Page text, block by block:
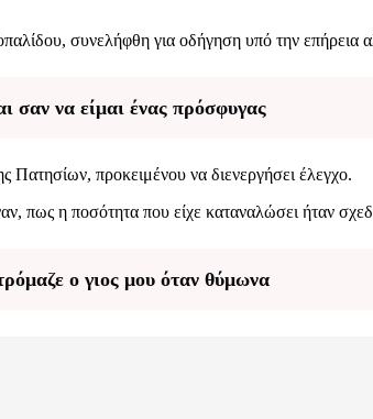
συνελήφθη για οδήγηση υπό την επήρεια
σαν να είμαι ένας πρόσφυγας
Πατησίων, προκειμένου να διενεργήσει έλεγχο.
πως η ποσότητα που είχε καταναλώσει ήταν
ο γιος μου όταν θύμωνα